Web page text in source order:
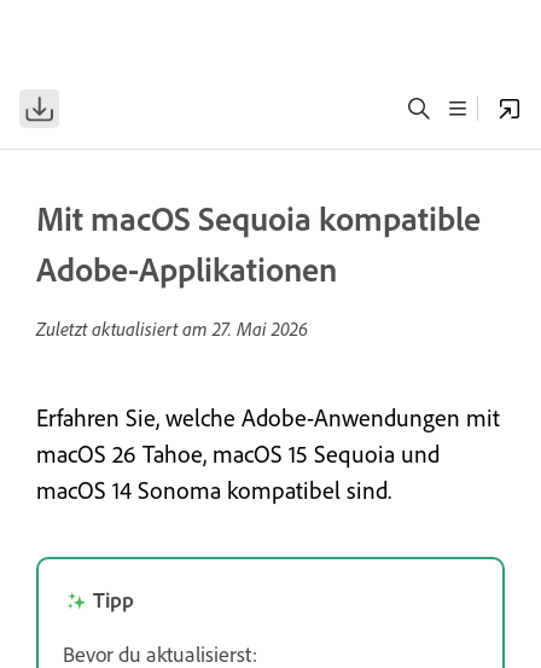
Mit macOS Sequoia kompatible
Adobe-Applikationen
Zuletzt aktualisiert am27. Mai 2026
Erfahren Sie, welche Adobe-Anwendungen mit
macOS 26 Tahoe, macOS 15 Sequoia und
macOS 14 Sonoma kompatibel sind.
Tipp
Bevor du aktualisierst: